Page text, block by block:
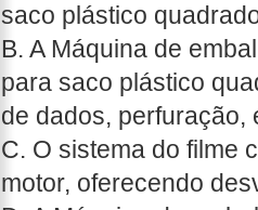
saco plástico
B. A Máquina de
para saco plástico
de dados, perfuração,
C. O sistema do filme
motor, oferecendo